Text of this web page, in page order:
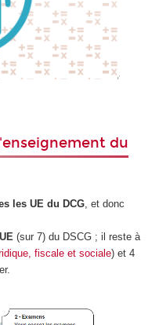
du
les UE du DCG, et donc
(sur 7) du DSCG ; il reste à
fiscale et sociale) et 4